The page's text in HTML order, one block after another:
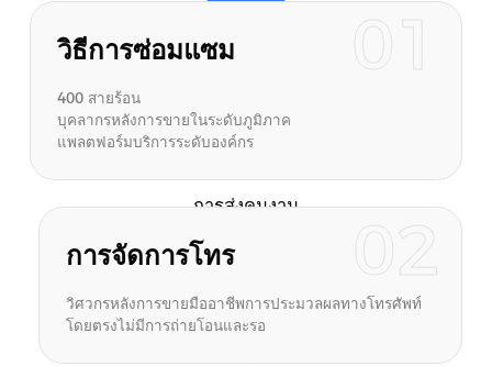
การส่งคนงาน
วิธีการซ่อมแซม
400 สายร้อน
บุคลากรหลังการขายในระดับภูมิภาค
แพลตฟอร์มบริการระดับองค์กร
01
การจัดการโทร
วิศวกรหลังการขายมืออาชีพการประมวลผลทางโทรศัพท์
โดยตรงไม่มีการถ่ายโอนและรอ
02